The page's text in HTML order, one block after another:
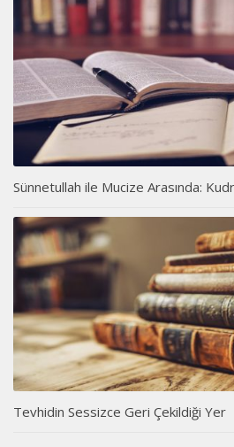
Sünnetullah ile Mucize Arasında:
Tevhidin Sessizce Geri Çekildiği Yer